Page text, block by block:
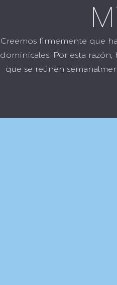
Creemos firmemente que
dominicales. Por esta
que se reúnen